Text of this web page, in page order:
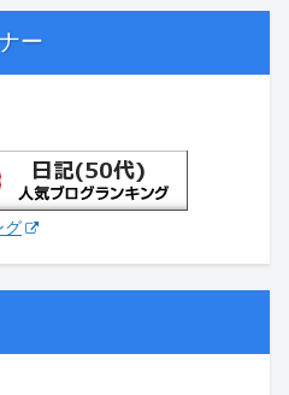
ー
グ